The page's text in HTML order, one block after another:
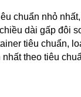
chuẩn nhỏ
dài gấp đôi
tiêu chuẩn,
theo tiêu